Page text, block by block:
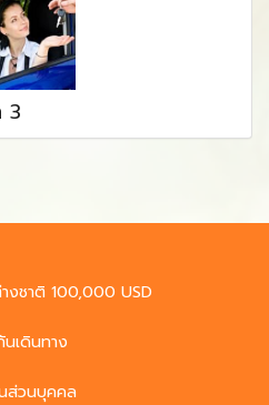
3
งชาติ 100,000 USD
นเดินทาง
ส่วนบุคคล